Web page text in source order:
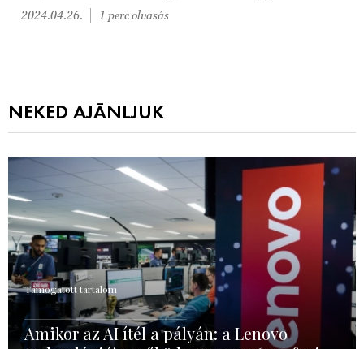
2024.04.26. 1 perc olvasás
NEKED AJÁNLJUK
Támogatott tartalom
Amikor az AI ítél a pályán: a Lenovo